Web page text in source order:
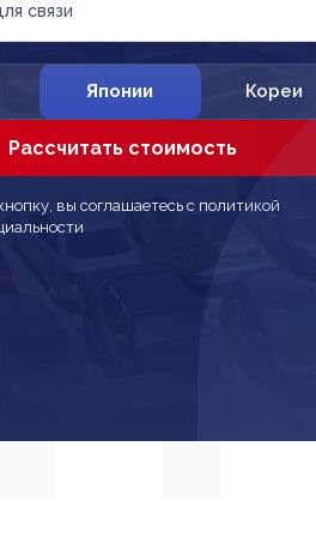
связи
Японии Кореи
Рассчитать стоимость
вы соглашаетесь с политикой